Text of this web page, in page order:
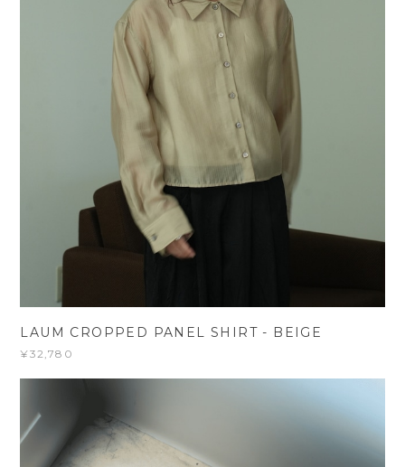
LAUM CROPPED PANEL SHIRT - BEIGE
¥32,780